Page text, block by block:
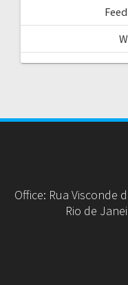
Office: Rua Visconde
Rio de